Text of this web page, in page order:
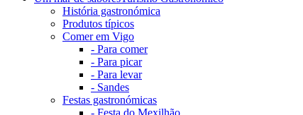
História gastronómica
Produtos típicos
Comer em Vigo
- Para comer
- Para picar
- Para levar
- Sandes
Festas gastronómicas